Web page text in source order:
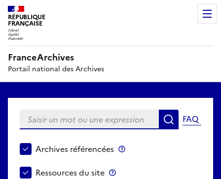
RÉPUBLIQUE
FRANÇAISE
FranceArchives
Portail national des Archives
Saisir un mot ou une expression Rechercher
FAQ
Choisir le périmètre de recherche
Archives référencées
Ressources du site